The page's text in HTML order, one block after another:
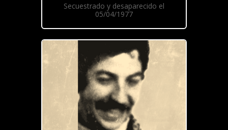
Secuestrado y desaparecido el
05/04/1977